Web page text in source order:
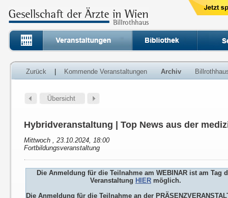
Zurück Kommende Veranstaltungen Archiv
Hybridveranstaltung | Top News aus der
Mittwoch , 23.10.2024, 18:00
Fortbildungsveranstaltung
Die Anmeldung für die Teilnahme am WEBINAR ist am Tag
Veranstaltung HIER möglich.
Die Anmeldung für die Teilnahme an der